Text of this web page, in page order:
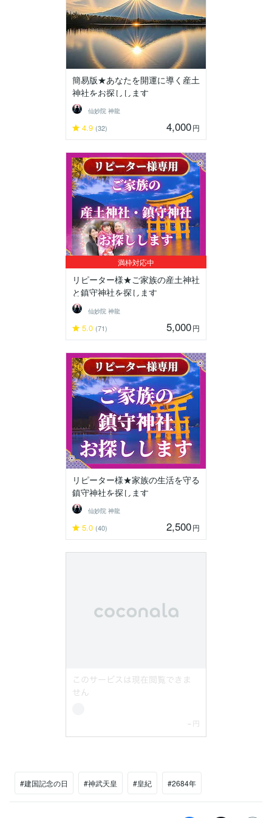
簡易版★あなたを開運に導く産土
神社をお探しします
仙妙院 神龍
4.9 (32) 4,000円
満枠対応中
リピーター様★ご家族の産土神社
と鎮守神社を探します
仙妙院 神龍
5.0 (71) 5,000円
リピーター様★家族の生活を守る
鎮守神社を探します
仙妙院 神龍
5.0 (40) 2,500円
#建国記念の日 #神武天皇 #皇紀 #2684年